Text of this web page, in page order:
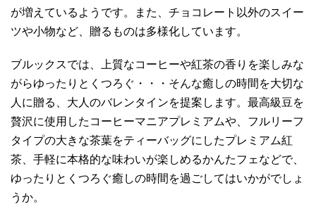
が増えているようです。また、チョコレート以外のスイー
ツや小物など、贈るものは多様化しています。
ブルックスでは、上質なコーヒーや紅茶の香りを楽しみな
がらゆったりとくつろぐ・・・そんな癒しの時間を大切な
人に贈る、大人のバレンタインを提案します。最高級豆を
贅沢に使用したコーヒーマニアプレミアムや、フルリーフ
タイプの大きな茶葉をティーバッグにしたプレミアム紅
茶、手軽に本格的な味わいが楽しめるかんたフェなどで、
ゆったりとくつろぐ癒しの時間を過ごしてはいかがでしょ
うか。